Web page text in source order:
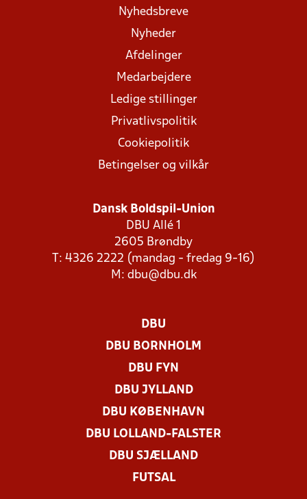
Nyhedsbreve
Nyheder
Afdelinger
Medarbejdere
Ledige stillinger
Privatlivspolitik
Cookiepolitik
Betingelser og vilkår
Dansk Boldspil-Union
DBU Allé 1
2605 Brøndby
T: 4326 2222 (mandag - fredag 9-16)
M: dbu@dbu.dk
DBU
DBU BORNHOLM
DBU FYN
DBU JYLLAND
DBU KØBENHAVN
DBU LOLLAND-FALSTER
DBU SJÆLLAND
FUTSAL